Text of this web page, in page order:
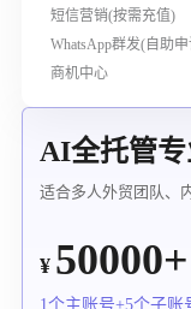
短信营销(按需充值)
WhatsApp群发(自助
商机中心
AI全托管
适合多人外贸团队、
¥ 50000+
1个主账号+5个子账